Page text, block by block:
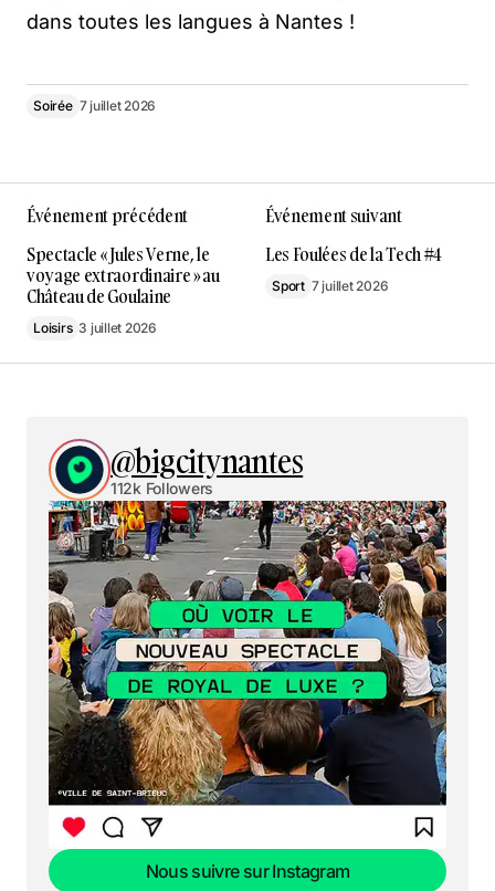
dans toutes les langues à Nantes !
Soirée 7 juillet 2026
Événement précédent
Spectacle « Jules Verne, le
voyage extraordinaire » au
Château de Goulaine
Loisirs 3 juillet 2026
Événement suivant
Les Foulées de la Tech #4
Sport 7 juillet 2026
@bigcitynantes
112k Followers
Nous suivre sur Instagram